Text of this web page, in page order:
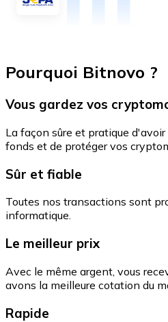
Pourquoi Bitnovo ?
Vous gardez vos
La façon sûre et pratique
fonds et de protéger vos
Sûr et fiable
Toutes nos transactions sont
informatique.
Le meilleur prix
Avec le même argent, vous
avons la meilleure cotation du
Rapide